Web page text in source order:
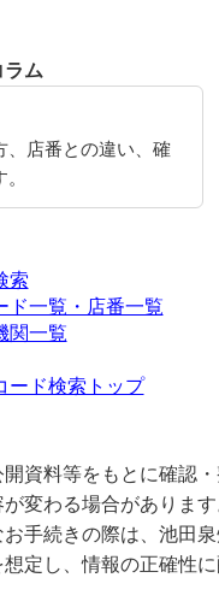
ム
、店番との違い、確
索
ド一覧・店番一覧
関一覧
ード検索トップ
資料等をもとに確認
変わる場合があります
手続きの際は、池田
定し、情報の正確性に